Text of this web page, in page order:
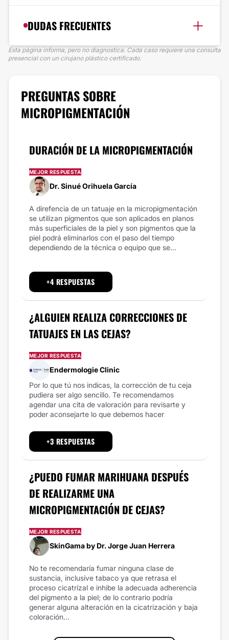
DUDAS FRECUENTES
Esta página informa, pero no diagnostica. Cada caso requiere una consulta
presencial con un cirujano plástico certificado.
PREGUNTAS SOBRE
MICROPIGMENTACIÓN
DURACIÓN DE LA MICROPIGMENTACIÓN
MEJOR RESPUESTA
Dr. Sinué Orihuela García
A direfencia de un tatuaje en la micropigmentación
se utilizan pigmentos que son aplicados en planos
más superficiales de la piel y son pigmentos que la
piel podrá eliminarlos con el paso del tiempo
dependiendo de la técnica o equipo que se...
+4 RESPUESTAS
¿ALGUIEN REALIZA CORRECCIONES DE
TATUAJES EN LAS CEJAS?
MEJOR RESPUESTA
Endermologie Clinic
Por lo que tú nos indicas, la corrección de tu ceja
pudiera ser algo sencillo. Te recomendamos
agendar una cita de valoración para revisarte y
poder aconsejarte lo que debemos hacer
+3 RESPUESTAS
¿PUEDO FUMAR MARIHUANA DESPUÉS
DE REALIZARME UNA
MICROPIGMENTACIÓN DE CEJAS?
MEJOR RESPUESTA
SkinGama by Dr. Jorge Juan Herrera
No te recomendaría fumar ninguna clase de
sustancia, inclusive tabaco ya que retrasa el
proceso cicatrízal e inhibe la adecuada adherencia
del pigmento a la piel; de lo contrario podría
generar alguna alteración en la cicatrización y baja
coloración...